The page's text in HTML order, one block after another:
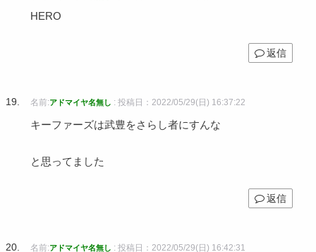
HERO
返信
名前:アドマイヤ名無し : 投稿日：2022/05/29(日) 16:37:22
キーファーズは武豊をさらし者にすんな
と思ってました
返信
名前:アドマイヤ名無し : 投稿日：2022/05/29(日) 16:42:31